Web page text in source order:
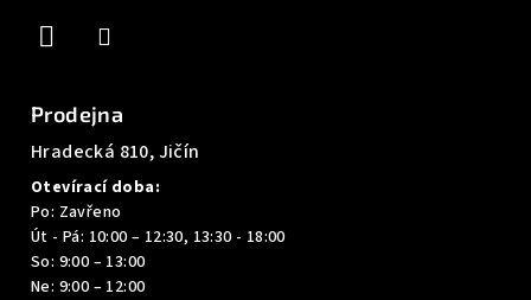
Prodejna
Hradecká 810, Jičín
Otevírací doba:
Po: Zavřeno
Út - Pá: 10:00 – 12:30, 13:30 - 18:00
So: 9:00 – 13:00
Ne: 9:00 – 12:00